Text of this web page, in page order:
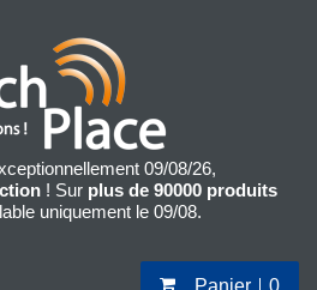
09/08/26,
! Sur plus de 90000 produits
uniquement le 09/08.
Panier 0